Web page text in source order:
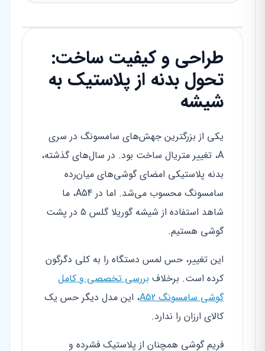
طراحی و کیفیت ساخت:
تحول بدنه از پلاستیک به
شیشه
یکی از بزرگترین جهش‌های سامسونگ در سری
A، تغییر متریال ساخت بود. در سال‌های گذشته،
بدنه پلاستیکی امضای گوشی‌های میان‌رده
سامسونگ محسوب می‌شد. اما در A54، ما
شاهد استفاده از شیشه گوریلا گلس ۵ در پشت
گوشی هستیم.
این تغییر، حس لمس دستگاه را به کلی دگرگون
کرده است. برخلاف بررسی تخصصی و کامل
گوشی سامسونگ A52
، این مدل دیگر حس یک
کالای ارزان را ندارد.
فریم گوشی همچنان از پلاستیک فشرده و